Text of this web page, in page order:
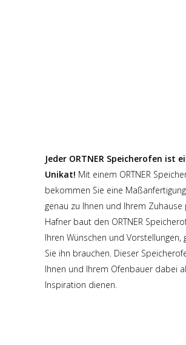
Jeder ORTNER Speicherofen ist
Unikat! Mit einem ORTNER
bekommen Sie eine
genau zu Ihnen und Ihrem Zuhause
Hafner baut den ORTNER
Ihren Wünschen und Vorstellungen,
Sie ihn brauchen. Dieser
Ihnen und Ihrem Ofenbauer dabei
Inspiration dienen.